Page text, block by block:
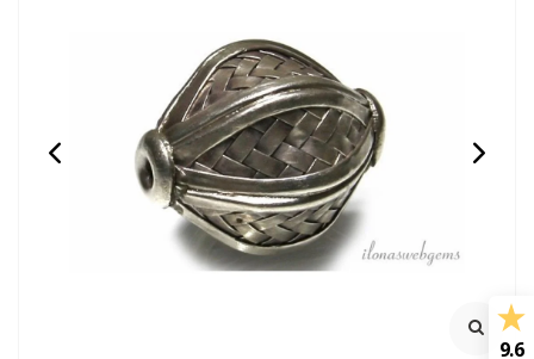
Zilverpoets Silver
Enhancer 150ml
Niet schurend
Ook ideaal voor verzilverde
Griffin super sieraden
lijm
€17,95 Incl. btw
€14,83 Excl. btw
9.6